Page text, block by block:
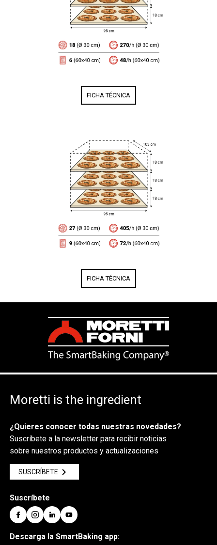
FICHA TÉCNICA
FICHA TÉCNICA
Moretti is the ingredient
¿Quieres conocer todas nuestras novedades?
Suscríbete a la newsletter para recibir noticias
sobre nuestros productos y actualizaciones
SUSCRÍBETE
Suscríbete
Descarga la SmartBaking app: